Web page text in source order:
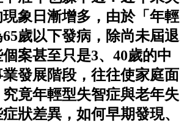
象日漸增多，由於「年輕
歲以下發病，除尚未屆退
案甚至只是3、40歲的中
發展階段，往往使家庭面
竟年輕型失智症與老年失
狀差異，如何早期發現、